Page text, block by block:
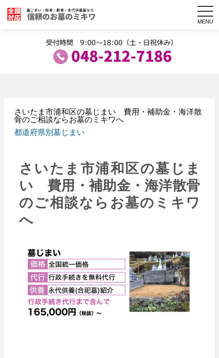
MENU
さいたま市浦和区の墓じまい 費用・補助金・海洋散
骨のご相談ならお墓のミキワへ
都道府県別墓じまい
さいたま市浦和区の墓じま
い 費用・補助金・海洋散骨
のご相談ならお墓のミキワ
へ